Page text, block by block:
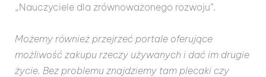
„Nauczyciele dla zrównoważonego rozwoju”.
Możemy również przejrzeć portale oferujące
możliwość zakupu rzeczy używanych i dać im drugie
życie. Bez problemu znajdziemy tam plecaki czy